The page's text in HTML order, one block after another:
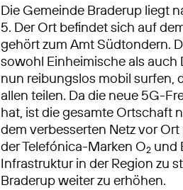
Die Gemeinde Braderup liegt
5. Der Ort befindet sich auf
gehört zum Amt Südtondern.
sowohl Einheimische als
nun reibungslos mobil surfen,
allen teilen. Da die neue 5G-
hat, ist die gesamte Ortschaft
dem verbesserten Netz vor
der Telefónica-Marken O2 und
Infrastruktur in der Region zu
Braderup weiter zu erhöhen.